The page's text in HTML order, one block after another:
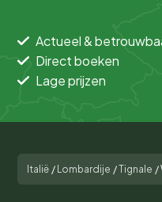
Actueel &
Direct boeken
Lage prijzen
Italië / Lombardije /Tignale /